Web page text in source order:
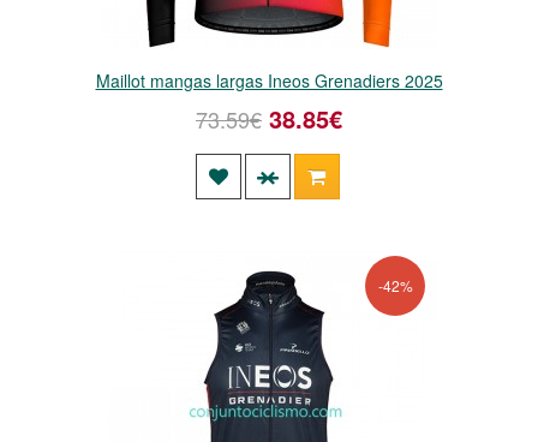
Maillot mangas largas Ineos Grenadiers 2025
73.59€ 38.85€
-42%